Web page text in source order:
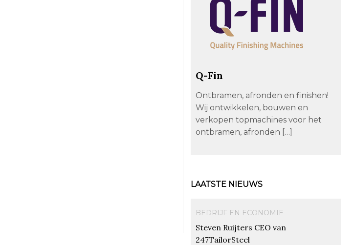
Q-Fin
Ontbramen, afronden en finishen!
Wij ontwikkelen, bouwen en
verkopen topmachines voor het
ontbramen, afronden […]
LAATSTE NIEUWS
BEDRIJF EN ECONOMIE
Steven Ruijters CEO van
247TailorSteel